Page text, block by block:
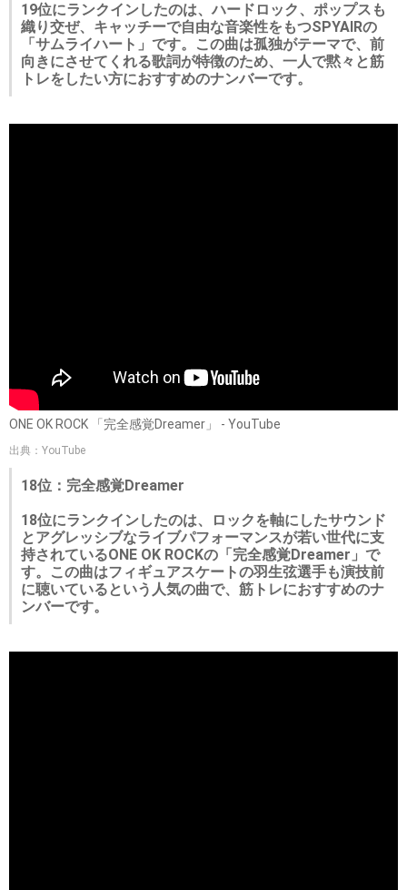
19位にランクインしたのは、ハードロック、ポップスも
織り交ぜ、キャッチーで自由な音楽性をもつSPYAIRの
「サムライハート」です。この曲は孤独がテーマで、前
向きにさせてくれる歌詞が特徴のため、一人で黙々と筋
トレをしたい方におすすめのナンバーです。
ONE OK ROCK 「完全感覚Dreamer」 - YouTube
出典：YouTube
18位：完全感覚Dreamer
18位にランクインしたのは、ロックを軸にしたサウンド
とアグレッシブなライブパフォーマンスが若い世代に支
持されているONE OK ROCKの「完全感覚Dreamer」で
す。この曲はフィギュアスケートの羽生弦選手も演技前
に聴いているという人気の曲で、筋トレにおすすめのナ
ンバーです。